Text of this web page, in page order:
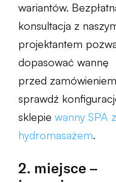
wariantów.
konsultacja z
projektantem
dopasować wannę
przed
sprawdź
sklepie wanny SPA z
hydromasażem.
2. miejsce –